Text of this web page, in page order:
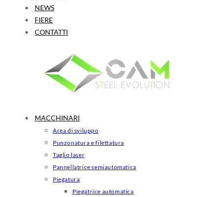
NEWS
FIERE
CONTATTI
MACCHINARI
Area di sviluppo
Punzonatura e filettatura
Taglio laser
Pannellatrice semiautomatica
Piegatura
Piegatrice automatica